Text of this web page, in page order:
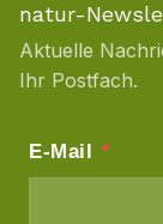
natur-
Aktuelle
Ihr Postfach.